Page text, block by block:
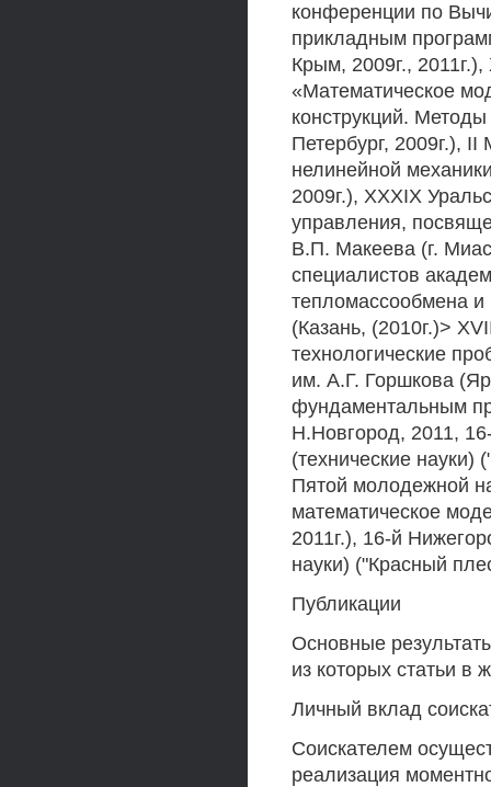
конференции по
прикладным
Крым, 2009г.,
«Математическое
конструкций.
Петербург, 2009г.),
нелинейной
2009г.), XXXIX
управления,
В.П. Макеева (г.
специалистов
тепломассообмена
(Казань, (2010г.)>
технологические
им. А.Г. Горшкова
фундаментальным
Н.Новгород, 2011,
(технические науки)
Пятой молодежной
математическое
2011г.), 16-й
науки) ("Красный
Публикации
Основные
из которых статьи в
Личный вклад
Соискателем
реализация